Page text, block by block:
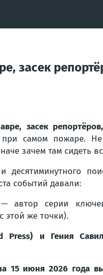
засек
засек
при самом пожаре.
зачем там сидеть
десятиминутного
событий давали:
— автор серии
этой же точки).
Press) и Гения
15 июня 2026 года